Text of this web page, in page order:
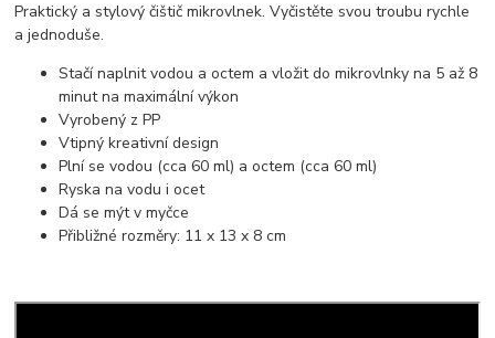
Praktický a stylový čištič mikrovlnek. Vyčistěte svou troubu rychle
a jednoduše.
Stačí naplnit vodou a octem a vložit do mikrovlnky na 5 až 8
minut na maximální výkon
Vyrobený z PP
Vtipný kreativní design
Plní se vodou (cca 60 ml) a octem (cca 60 ml)
Ryska na vodu i ocet
Dá se mýt v myčce
Přibližné rozměry: 11 x 13 x 8 cm